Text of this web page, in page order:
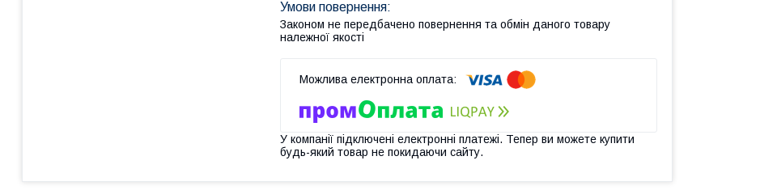
Законом не передбачено повернення та обмін даного товару
належної якості
У компанії підключені електронні платежі. Тепер ви можете купити
будь-який товар не покидаючи сайту.